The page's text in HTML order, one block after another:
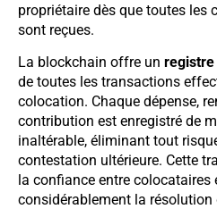
propriétaire dès que toutes
sont reçues.
La blockchain offre un
de toutes les transactions
colocation. Chaque dépense,
contribution est enregistré de
inaltérable, éliminant tout
contestation ultérieure. Cette
la confiance entre colocataires
considérablement la résolution